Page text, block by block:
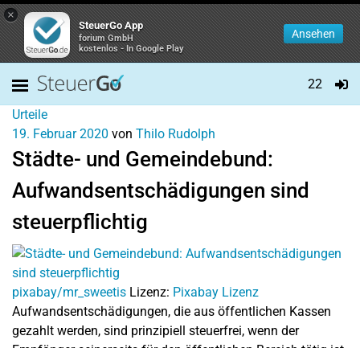
×
SteuerGo App
forium GmbH
kostenlos - In Google Play
Ansehen
22
Urteile
19. Februar 2020 von Thilo Rudolph
Städte- und Gemeindebund:
Aufwandsentschädigungen sind
steuerpflichtig
pixabay/mr_sweetis Lizenz: Pixabay Lizenz
Aufwandsentschädigungen, die aus öffentlichen Kassen
gezahlt werden, sind prinzipiell steuerfrei, wenn der